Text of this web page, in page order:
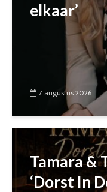
elkaar’
7 augustus 2026
Tamara &
‘Dorst In